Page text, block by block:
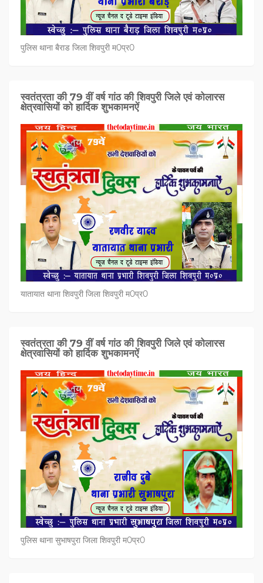
पुलिस थाना बैराड जिला शिवपुरी म0प्र0
स्वतंत्रता की 79 वीं वर्ष गांठ की शिवपुरी जिले एवं कोलारस
क्षेत्रवासियों को हार्दिक शुभकामनऐं
यातायात थाना शिवपुरी जिला शिवपुरी म0प्र0
स्वतंत्रता की 79 वीं वर्ष गांठ की शिवपुरी जिले एवं कोलारस
क्षेत्रवासियों को हार्दिक शुभकामनऐं
पुलिस थाना सुभाषपुरा जिला शिवपुरी म0प्र0